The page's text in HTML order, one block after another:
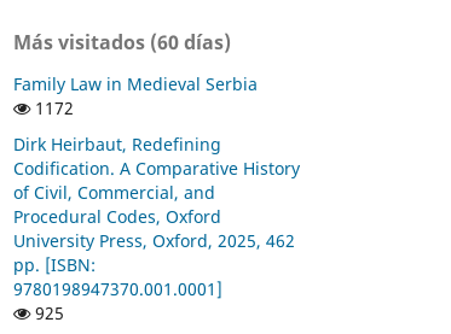
Más visitados (60 días)
Family Law in Medieval Serbia
1172
Dirk Heirbaut, Redefining
Codification. A Comparative History
of Civil, Commercial, and
Procedural Codes, Oxford
University Press, Oxford, 2025, 462
pp. [ISBN:
9780198947370.001.0001]
925